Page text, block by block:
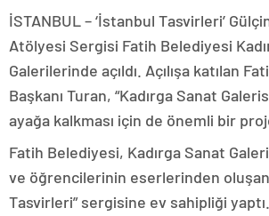
İSTANBUL – ‘İstanbul Tasvirleri’
Atölyesi Sergisi Fatih Belediyesi
Galerilerinde açıldı. Açılışa katılan
Başkanı Turan, “Kadırga Sanat
ayağa kalkması için de önemli bir
Fatih Belediyesi, Kadırga Sanat
ve öğrencilerinin eserlerinden
Tasvirleri” sergisine ev sahipliği